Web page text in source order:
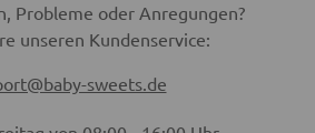
Probleme oder Anregungen?
unseren Kundenservice:
sweets.de